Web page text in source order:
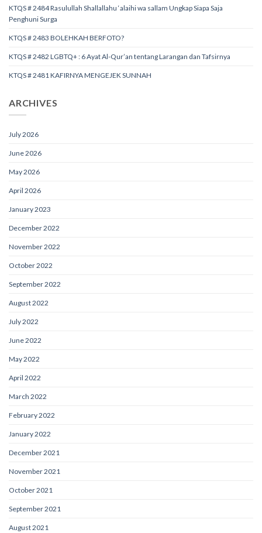
KTQS # 2484 Rasulullah Shallallahu ‘alaihi wa sallam Ungkap Siapa Saja
Penghuni Surga
KTQS # 2483 BOLEHKAH BERFOTO?
KTQS # 2482 LGBTQ+ : 6 Ayat Al-Qur’an tentang Larangan dan Tafsirnya
KTQS # 2481 KAFIRNYA MENGEJEK SUNNAH
ARCHIVES
July 2026
June 2026
May 2026
April 2026
January 2023
December 2022
November 2022
October 2022
September 2022
August 2022
July 2022
June 2022
May 2022
April 2022
March 2022
February 2022
January 2022
December 2021
November 2021
October 2021
September 2021
August 2021